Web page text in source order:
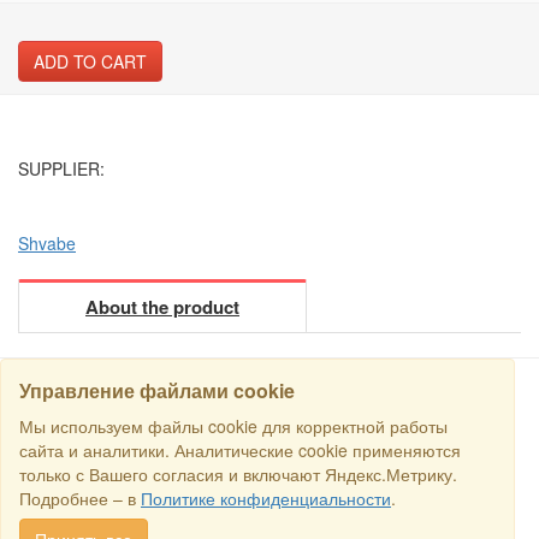
ADD TO CART
SUPPLIER:
Shvabe
About the product
Управление файлами cookie
Мы используем файлы cookie для корректной работы
сайта и аналитики. Аналитические cookie применяются
только с Вашего согласия и включают Яндекс.Метрику.
Подробнее – в Политике конфиденциальности.
SEARCH
Copyright © 2016 RS Trade. E-mail:sales@rstradehouse.com
Address: Russia, Moscow, Malaya Pirogovskaya st., 16, room 3c.